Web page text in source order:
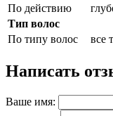
По действию
Тип волос
По типу волос
все
Написать
Ваше имя: